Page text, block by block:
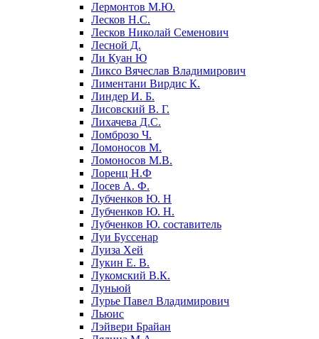
Лермонтов М.Ю.
Лесков Н.С.
Лесков Николай Семенович
Лесной Д.
Ли Куан Ю
Ликсо Вячеслав Владимирович
Лиментани Вирдис К.
Линдер И. Б.
Лисовский В. Г.
Лихачева Д.С.
Ломброзо Ч.
Ломоносов М.
Ломоносов М.В.
Лоренц Н.Ф
Лосев А. Ф.
Лубченков Ю. Н
Лубченков Ю. Н.
Лубченков Ю. составитель
Луи Буссенар
Луиза Хей
Лукин Е. В.
Лукомский В.К.
Луньюй
Лурье Павел Владимирович
Льюис
Лэйвери Брайан